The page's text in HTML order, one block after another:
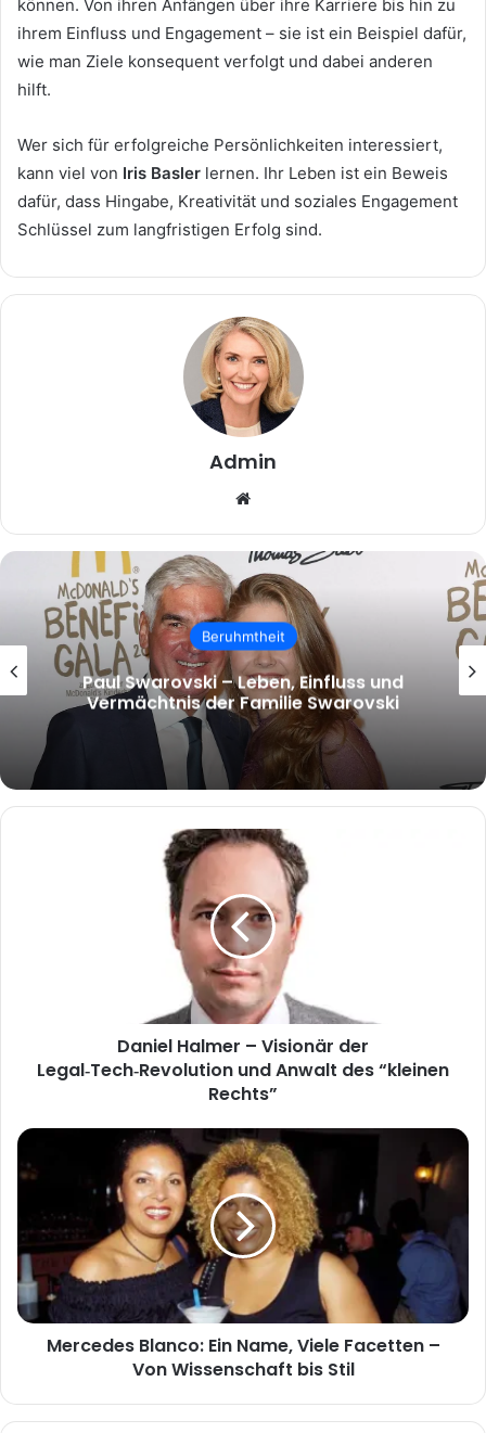
können. Von ihren Anfängen über ihre Karriere bis hin zu
ihrem Einfluss und Engagement – sie ist ein Beispiel dafür,
wie man Ziele konsequent verfolgt und dabei anderen
hilft.
Wer sich für erfolgreiche Persönlichkeiten interessiert,
kann viel von Iris Basler lernen. Ihr Leben ist ein Beweis
dafür, dass Hingabe, Kreativität und soziales Engagement
Schlüssel zum langfristigen Erfolg sind.
Admin
Beruhmtheit
malcolm.mcrae – Wer ist Malcolm
McRae und warum wächst das Interesse
an ihm?
Rechts”
Daniel Halmer – Visionär der
Legal‑Tech‑Revolution und Anwalt des “kleinen
Rechts”
Mercedes
Blanco:
Ein
Viele
Facetten
–
Von
Wissenschaft
Mercedes Blanco: Ein Name, Viele Facetten –
Von Wissenschaft bis Stil